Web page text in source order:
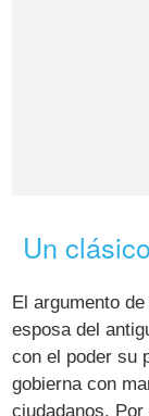
Un
El argumento
esposa del
con el poder su
gobierna con
ciudadanos.